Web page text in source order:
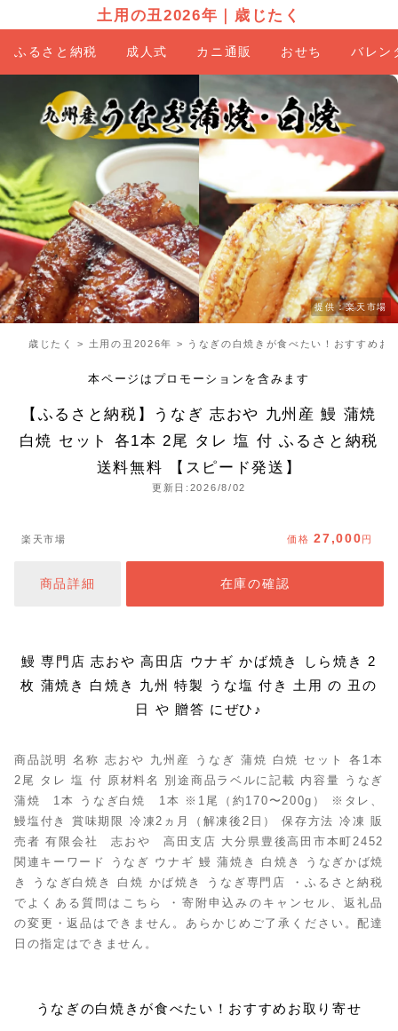
土用の丑2026年 歳じたく
ふるさと納税 成人式 カニ通販 おせち バレン
提供：楽天市場
歳じたく > 土用の丑2026年 > うなぎの白焼きが食べたい！おすすめお
本ページはプロモーションを含みます
【ふるさと納税】うなぎ 志おや 九州産 鰻 蒲焼
白焼 セット 各1本 2尾 タレ 塩 付 ふるさと納税
送料無料 【スピード発送】
更新日:2026/8/02
楽天市場 価格27,000円
商品詳細 在庫の確認
鰻 専門店 志おや 高田店 ウナギ かば焼き しら焼き 2
枚 蒲焼き 白焼き 九州 特製 うな塩 付き 土用 の 丑の
日 や 贈答 にぜひ♪
商品説明 名称 志おや 九州産 うなぎ 蒲焼 白焼 セット 各1本
2尾 タレ 塩 付 原材料名 別途商品ラベルに記載 内容量 うなぎ
蒲焼 1本 うなぎ白焼 1本 ※1尾（約170〜200g） ※タレ、
鰻塩付き 賞味期限 冷凍2ヵ月（解凍後2日） 保存方法 冷凍 販
売者 有限会社 志おや 高田支店 大分県豊後高田市本町2452
関連キーワード うなぎ ウナギ 鰻 蒲焼き 白焼き うなぎかば焼
き うなぎ白焼き 白焼 かば焼き うなぎ専門店 ・ふるさと納税
でよくある質問はこちら ・寄附申込みのキャンセル、返礼品
の変更・返品はできません。あらかじめご了承ください。配達
日の指定はできません。
うなぎの白焼きが食べたい！おすすめお取り寄せ